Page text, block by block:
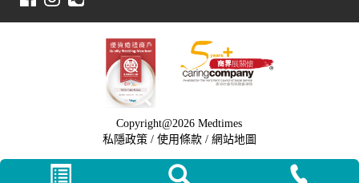
Copyright@2026 Medtimes
私隱政策 / 使用條款/ 網站地圖